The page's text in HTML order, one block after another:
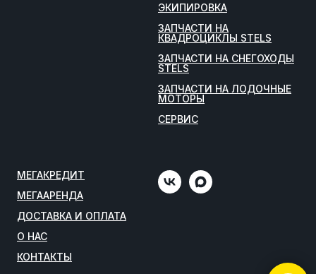
ЭКИПИРОВКА
ЗАПЧАСТИ НА
КВАДРОЦИКЛЫ STELS
ЗАПЧАСТИ НА СНЕГОХОДЫ
STELS
ЗАПЧАСТИ НА ЛОДОЧНЫЕ
МОТОРЫ
СЕРВИС
МЕГАКРЕДИТ
МЕГААРЕНДА
ДОСТАВКА И ОПЛАТА
О НАС
КОНТАКТЫ